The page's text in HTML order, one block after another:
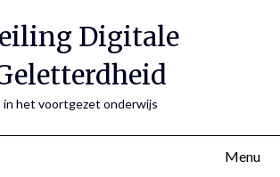
Digitale
in het voortgezet onderwijs
Menu